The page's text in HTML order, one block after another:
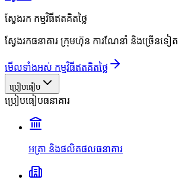
ស្វែងរក កម្មវិធីឥតគិតថ្លៃ
ស្វែងរកធនាគារ ក្រុមហ៊ុន ការណែនាំ និងច្រើនទៀត
មើលទាំងអស់ កម្មវិធីឥតគិតថ្លៃ
ប្រៀបធៀប
ប្រៀបធៀបធនាគារ
អត្រា និងផលិតផលធនាគារ